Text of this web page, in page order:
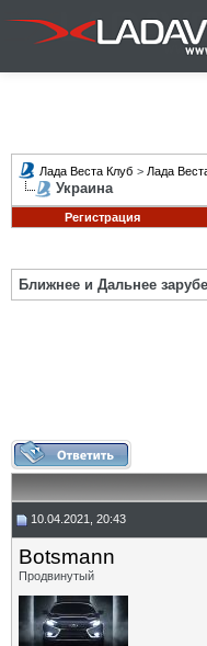
Лада Веста Клуб > Лада
Украина
Регистрация
Ближнее и Дальнее
10.04.2021, 20:43
Botsmann
Продвинутый